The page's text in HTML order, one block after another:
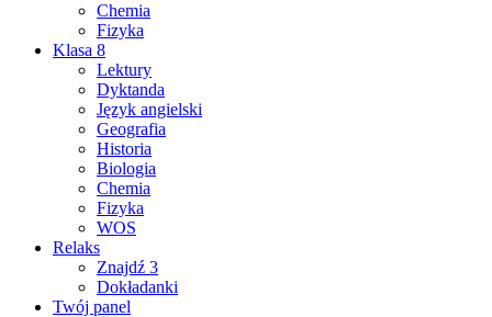
Chemia
Fizyka
Klasa 8
Lektury
Dyktanda
Język angielski
Geografia
Historia
Biologia
Chemia
Fizyka
WOS
Relaks
Znajdź 3
Dokładanki
Twój panel